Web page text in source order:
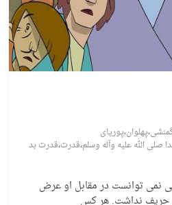
،پهلوان،پوریای
صلی الله علیه وآله وسلم،قدرت،قدرت بد
نمی توانست در مقابل او عرض
حریف نداشت. هر کس